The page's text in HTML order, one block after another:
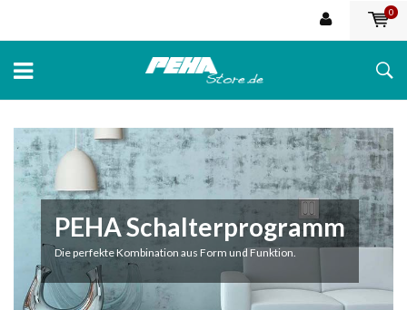
0
PEHA Schalterprogramm
Die perfekte Kombination aus Form und Funktion.